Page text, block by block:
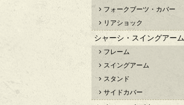
フォークブーツ・カバー
リアショック
シャーシ・スイングアーム
フレーム
スイングアーム
スタンド
サイドカバー